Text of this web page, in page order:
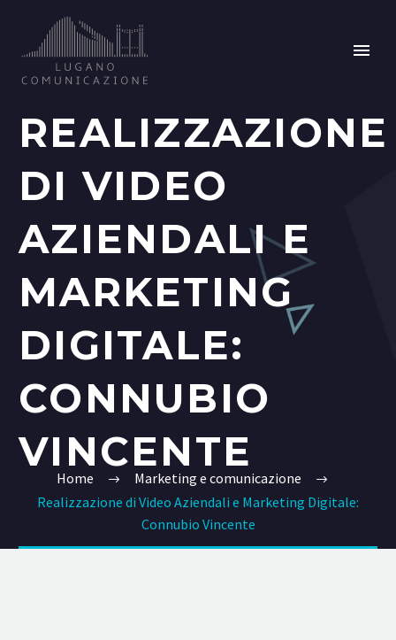
REALIZZAZIONE
DI VIDEO
AZIENDALI E
MARKETING
DIGITALE:
CONNUBIO
VINCENTE
Home
Marketing e comunicazione
Realizzazione di Video Aziendali e Marketing Digitale:
Connubio Vincente